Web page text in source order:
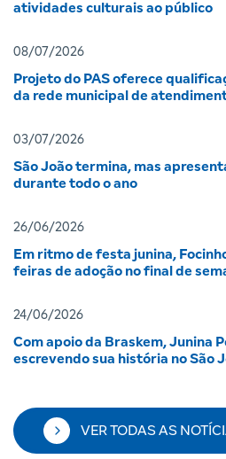
atividades culturais ao público
08/07/2026
Projeto do PAS oferece
da rede municipal de
03/07/2026
São João termina, mas
durante todo o ano
26/06/2026
Em ritmo de festa junina,
feiras de adoção no final de
24/06/2026
Com apoio da Braskem, Junina
escrevendo sua história no São
VER TODAS AS